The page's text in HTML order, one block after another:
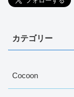
カテゴリー
Cocoon